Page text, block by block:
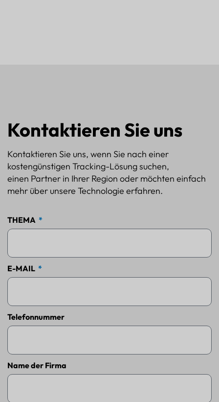
Kontaktieren Sie uns
Kontaktieren Sie uns, wenn Sie nach einer
kostengünstigen Tracking-Lösung suchen,
einen Partner in Ihrer Region oder möchten einfach
mehr über unsere Technologie erfahren.
THEMA
E-MAIL
Telefonnummer
Name der Firma